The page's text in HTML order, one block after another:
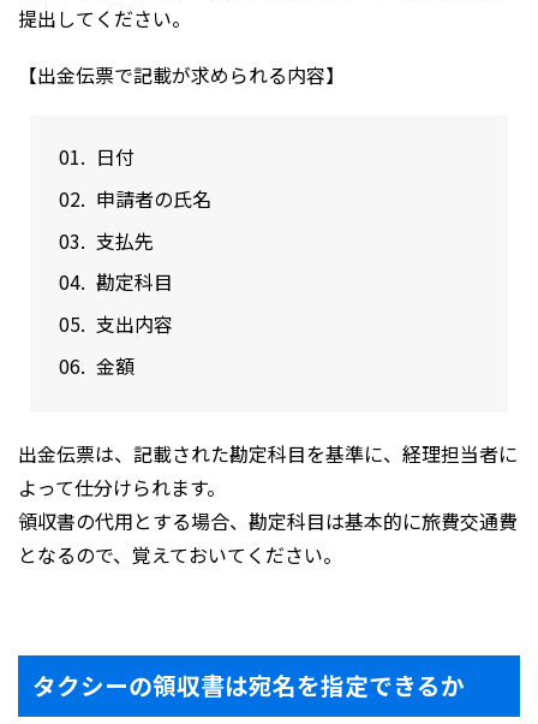
提出してください。
【出金伝票で記載が求められる内容】
日付
申請者の氏名
支払先
勘定科目
支出内容
金額
出金伝票は、記載された勘定科目を基準に、経理担当者に
よって仕分けられます。
領収書の代用とする場合、勘定科目は基本的に旅費交通費
となるので、覚えておいてください。
タクシーの領収書は宛名を指定できるか